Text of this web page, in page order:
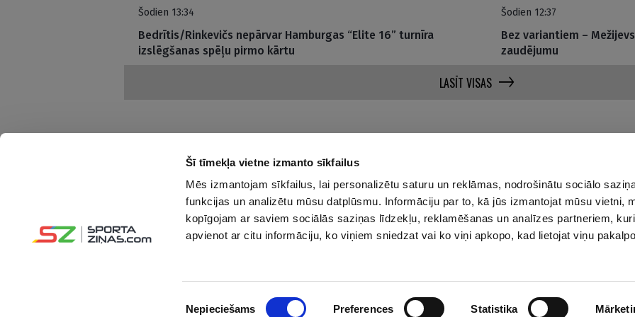
Šī tīmekļa vietne izmanto sīkfailus
Mēs izmantojam sīkfailus, lai personalizētu saturu un reklāmas, nodrošinātu sociālo
funkcijas un analizētu mūsu datplūsmu. Informāciju par to, kā jūs izmantojat mūsu vietni,
kopīgojam ar saviem sociālās saziņas līdzekļu, reklamēšanas un analīzes partneriem,
apvienot ar citu informāciju, ko viņiem sniedzat vai ko viņi apkopo, kad lietojat viņu
Nepieciešams Preferences Statistika
Šodien 13:34
Bedrītis/Rinkevičs nepārvar Hamburgas “Elite 16” turnīra
izslēgšanas spēļu pirmo kārtu
Šodien 12:37
Bez variantiem –
zaudējumu
LASĪT VISAS
Interesanti un saprotami par sportu
Seko mums:
Par mums
Reklāmas Parametri
Kontakti